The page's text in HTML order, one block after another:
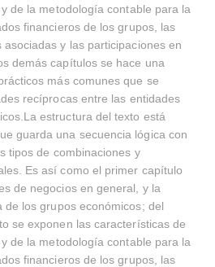
de la metodología contable para la
financieros de los grupos, las
y las participaciones en
demás capítulos se hace una
más comunes que se
recíprocas entre las entidades
estructura del texto está
guarda una secuencia lógica con
tipos de combinaciones y
Es así como el primer capítulo
de negocios en general, y la
los grupos económicos; del
se exponen las características de
de la metodología contable para la
financieros de los grupos, las